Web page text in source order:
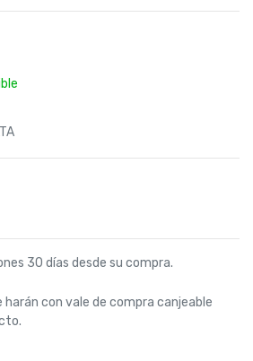
30 días desde su compra.
harán con vale de compra canjeable